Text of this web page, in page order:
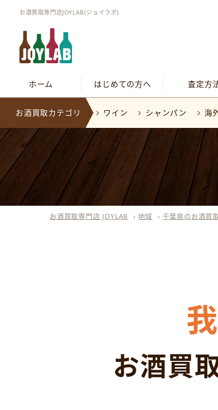
お酒買取専門店JOYLAB(ジョイラボ)
ホーム はじめての方へ 査定方
お酒買取カテゴリ ワイン シャンパン 海
お酒買取専門店 JOYLAB › 地域 › 千葉県のお酒買
お酒買